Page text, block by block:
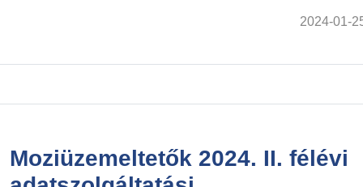
2024-01-
Moziüzemeltetők 2024. II. félévi